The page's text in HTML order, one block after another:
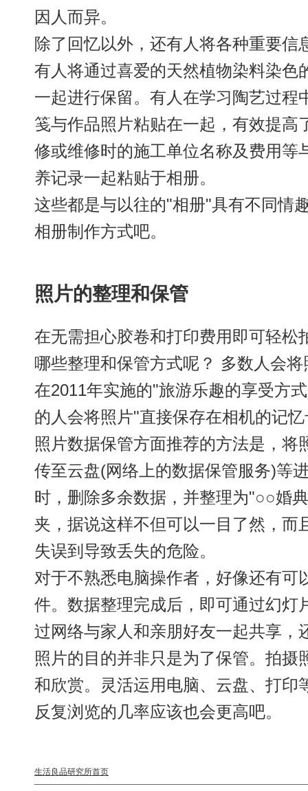
因人而异。
除了回忆以外，还有人将各种重要信
有人将通过喜爱的天然植物染料染色
一起进行保留。有人在学习陶艺过程
笺与作品照片粘贴在一起，有效提高
修或维修时的施工单位名称及费用等
养记录一起粘贴于相册。
这些都是与以往的"相册"具有不同情
相册制作方式吧。
照片的整理和保管
在无需担心胶卷和打印费用即可轻松
哪些整理和保管方式呢？ 多数人会
在2011年实施的"旅游乐趣的享受方
的人会将照片"直接保存在相机的记
照片数据保管方面推荐的方法是，将
传至云盘(网络上的数据保管服务)等
时，删除多余数据，并整理为"○○婚
夹，据说这样不但可以一目了然，而
失误到导致丢失的危险。
对于不熟悉电脑操作者，好像还有可
件。数据整理完成后，即可通过幻灯
过网络与家人和亲朋好友一起共享，
照片的目的并非只是为了保管。拍摄
和欣赏。灵活运用电脑、云盘、打印
反复浏览的几率应该也会更高吧。
生活良品研究所首页